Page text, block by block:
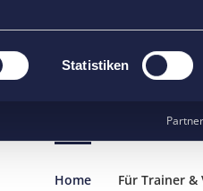
Statistiken
Partner
Home Für Trainer &